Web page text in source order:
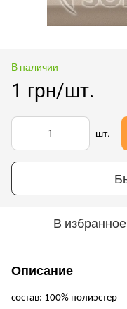
В наличии
1 грн/шт.
шт.
В избранное
Описание
состав: 100% полиэстер